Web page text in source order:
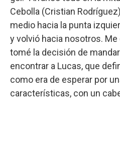
Cebolla (Cristian
medio hacia la punta
y volvió hacia nosotros. Me
tomé la decisión de
encontrar a Lucas, que
como era de esperar por
características, con un